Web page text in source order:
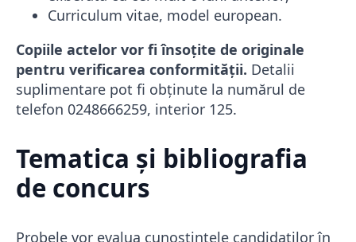
Curriculum vitae, model european.
Copiile actelor vor fi însoțite de originale
pentru verificarea conformității. Detalii
suplimentare pot fi obținute la numărul de
telefon 0248666259, interior 125.
Tematica și bibliografia
de concurs
Probele vor evalua cunoștințele candidaților în